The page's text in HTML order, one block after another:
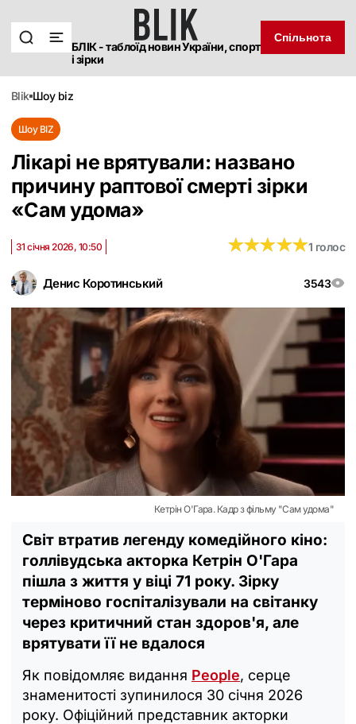
БЛІК - таблоїд новин України, спорт
і зірки
Спільнота
blik шоу biz
Шоу BIZ
Лікарі не врятували: названо
причину раптової смерті зірки
«Сам удома»
Денис Коротинський 3543
31 січня 2026, 10:50 ★★★★★
★★★★★1 голос
Кетрін О'Гара. Кадр з фільму "Сам удома"
Світ втратив легенду комедійного кіно:
голлівудська акторка Кетрін О'Гара
пішла з життя у віці 71 року. Зірку
терміново госпіталізували на світанку
через критичний стан здоров'я, але
врятувати її не вдалося
Як повідомляє видання People, серце
знаменитості зупинилося 30 січня 2026
року. Офіційний представник акторки